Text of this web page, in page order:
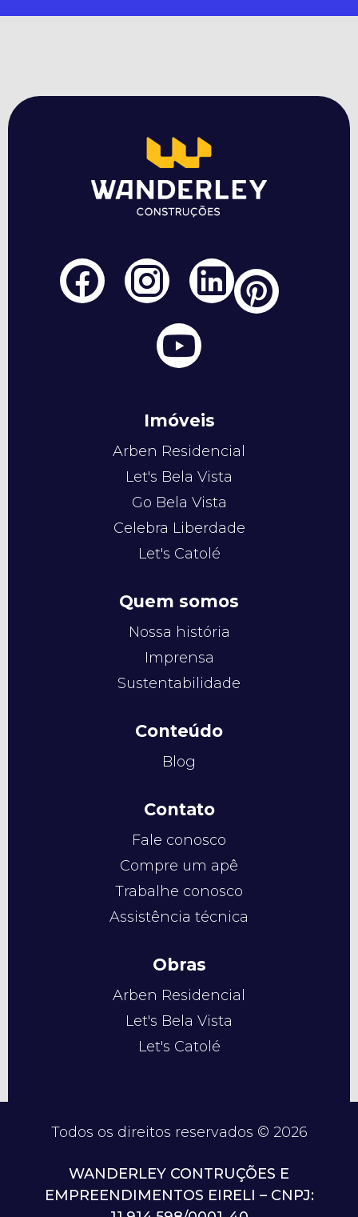
Imóveis
Arben Residencial
Let's Bela Vista
Go Bela Vista
Celebra Liberdade
Let's Catolé
Quem somos
Nossa história
Imprensa
Sustentabilidade
Conteúdo
Blog
Contato
Fale conosco
Compre um apê
Trabalhe conosco
Assistência técnica
Obras
Arben Residencial
Let's Bela Vista
Let's Catolé
Todos os direitos reservados © 2026
WANDERLEY CONTRUÇÕES E
EMPREENDIMENTOS EIRELI – CNPJ: